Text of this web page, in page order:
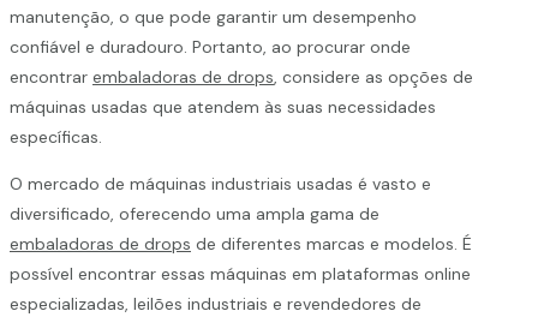
manutenção, o que pode garantir um desempenho
confiável e duradouro. Portanto, ao procurar onde
encontrar embaladoras de drops , considere as opções de
máquinas usadas que atendem às suas necessidades
específicas.
O mercado de máquinas industriais usadas é vasto e
diversificado, oferecendo uma ampla gama de
embaladoras de drops de diferentes marcas e modelos. É
possível encontrar essas máquinas em plataformas online
especializadas, leilões industriais e revendedores de